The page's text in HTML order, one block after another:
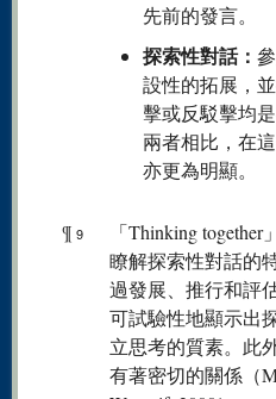
先前的發言。
探索性對話：
設性的拓展，
擊或反駁擊均
兩者相比，在
亦更為明顯。
¶ 9
「Thinking
瞭解探索性對話的
過發展、推行和評
可試驗性地顯示出
立思考的質素。此
有著密切的關係（